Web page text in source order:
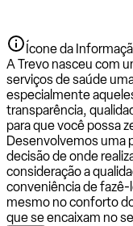
Ícone da
A Trevo nasceu com
serviços de saúde
especialmente
transparência,
para que você possa
Desenvolvemos uma
decisão de onde
consideração a
conveniência de
mesmo no conforto
que se encaixam no